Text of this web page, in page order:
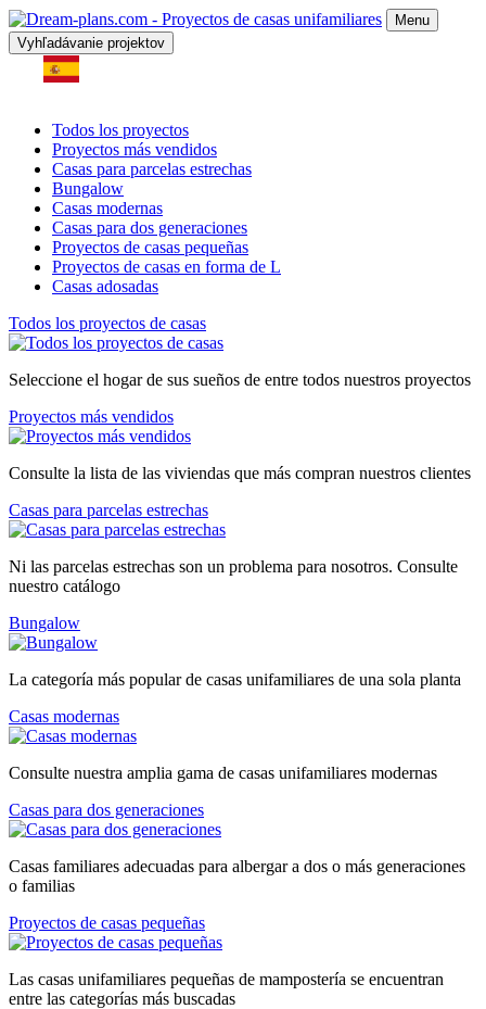
Menu
Vyhľadávanie projektov
Todos los proyectos
Proyectos más vendidos
Casas para parcelas estrechas
Bungalow
Casas modernas
Casas para dos generaciones
Proyectos de casas pequeñas
Proyectos de casas en forma de L
Casas adosadas
Todos los proyectos de casas
Seleccione el hogar de sus sueños de entre todos nuestros proyectos
Proyectos más vendidos
Consulte la lista de las viviendas que más compran nuestros clientes
Casas para parcelas estrechas
Ni las parcelas estrechas son un problema para nosotros. Consulte
nuestro catálogo
Bungalow
La categoría más popular de casas unifamiliares de una sola planta
Casas modernas
Consulte nuestra amplia gama de casas unifamiliares modernas
Casas para dos generaciones
Casas familiares adecuadas para albergar a dos o más generaciones
o familias
Proyectos de casas pequeñas
Las casas unifamiliares pequeñas de mampostería se encuentran
entre las categorías más buscadas